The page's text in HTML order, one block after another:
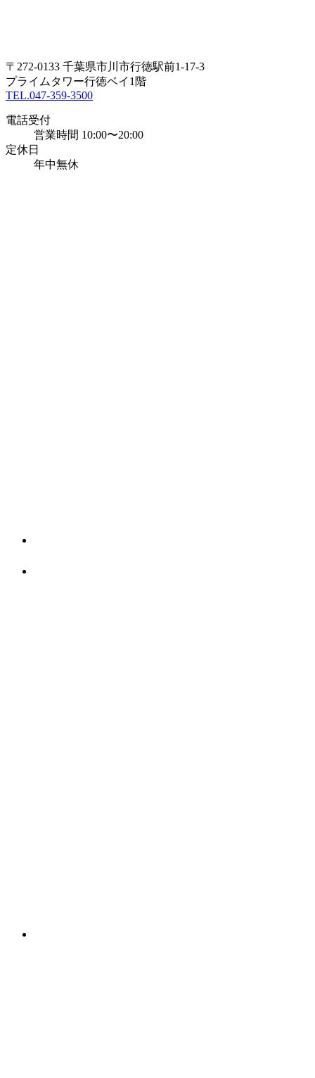
〒272-0133 千葉県市川市行徳駅前1-17-3
プライムタワー行徳ベイ1階
TEL.047-359-3500
電話受付
営業時間 10:00〜20:00
定休日
年中無休